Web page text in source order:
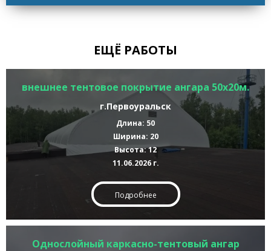
ЕЩЁ РАБОТЫ
внешнее тентовое покрытие ангара 50х20м.
г.Первоуральск
Длина: 50
Ширина: 20
Высота: 12
11.06.2026 г.
Подробнее
Однослойный каркасно-тентовый ангар